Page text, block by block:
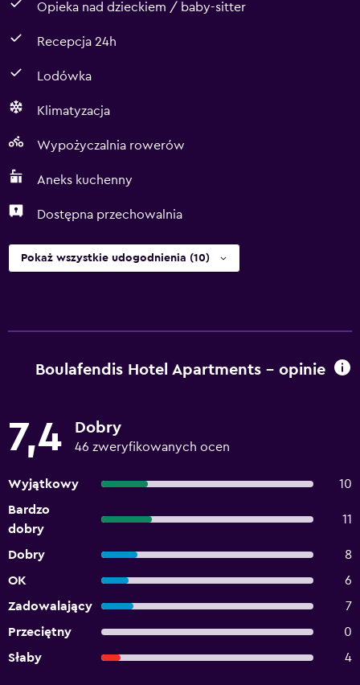
Opieka nad dzieckiem / baby-sitter
Recepcja 24h
Lodówka
Klimatyzacja
Wypożyczalnia rowerów
Aneks kuchenny
Dostępna przechowalnia
Pokaż wszystkie udogodnienia (10)
Boulafendis Hotel Apartments – opinie
7,4 Dobry
46 zweryfikowanych ocen
Wyjątkowy
10
Bardzo
dobry
11
Dobry
8
OK
6
Zadowalający
7
Przeciętny
0
Słaby
4